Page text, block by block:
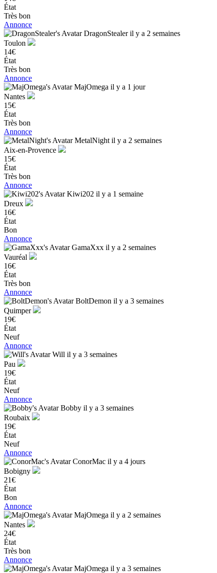
État
Très bon
Annonce
DragonStealeril y a 2 semaines
Toulon
14€
État
Très bon
Annonce
MajOmega il y a 1 jour
Nantes
15€
État
Très bon
Annonce
MetalNight il y a 2 semaines
Aix-en-Provence
15€
État
Très bon
Annonce
Kiwi202 il y a 1 semaine
Dreux
16€
État
Bon
Annonce
GamaXxx il y a 2 semaines
Vauréal
16€
État
Très bon
Annonce
BoltDemon il y a 3 semaines
Quimper
19€
État
Neuf
Annonce
Will il y a 3 semaines
Pau
19€
État
Neuf
Annonce
Bobby il y a 3 semaines
Roubaix
19€
État
Neuf
Annonce
ConorMac il y a 4 jours
Bobigny
21€
État
Bon
Annonce
MajOmega il y a 2 semaines
Nantes
24€
État
Très bon
Annonce
MajOmega il y a 3 semaines